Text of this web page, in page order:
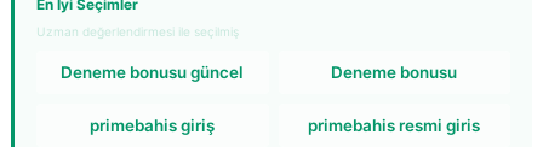
En İyi Seçimler
Uzman değerlendirmesi ile seçilmiş
Deneme bonusu güncel Deneme bonusu
primebahis giriş primebahis resmi giris